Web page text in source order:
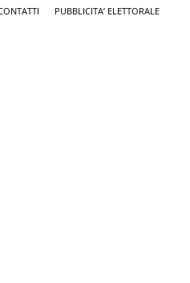
PUBBLICITA’ ELETTORALE